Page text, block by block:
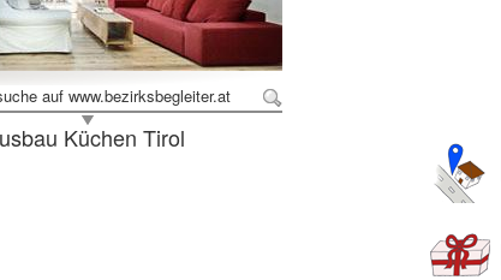
auf www.bezirksbegleiter.at
Küchen Tirol